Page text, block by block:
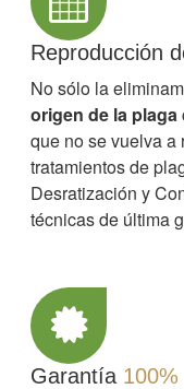
Reproducción
No sólo la
origen de la plaga
que no se vuelva a
tratamientos de
Desratización y
técnicas de última
Garantía 100%